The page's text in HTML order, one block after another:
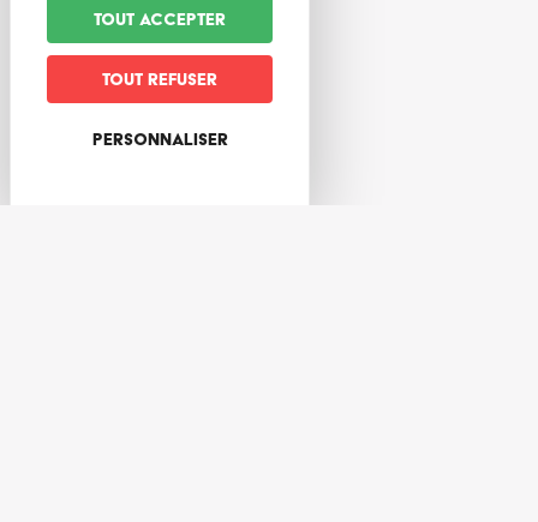
Tarifs
Tarifs
Tout accepter
Tout refuser
Personnaliser